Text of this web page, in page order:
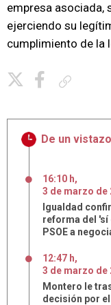
empresa asociada,
ejerciendo su
cumplimiento de la
De un vistazo
16:10 h,
3 de marzo de
Igualdad
reforma del 'sí
PSOE a
12:47 h,
3 de marzo de
Montero le
decisión por